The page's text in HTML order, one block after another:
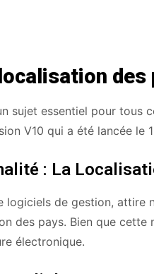
des
sujet essentiel pour
V10 qui a été lancée le
: La
logiciels de gestion,
des pays. Bien que cette
électronique.